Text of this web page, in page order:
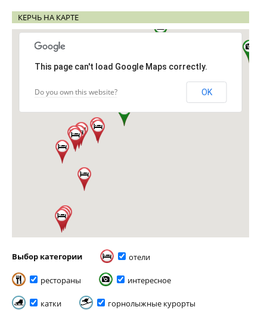
КЕРЧЬ НА КАРТЕ
This page can't load Google Maps correctly.
Do you own this website? OK
Выбор категории отели
рестораны интересное
катки горнолыжные курорты